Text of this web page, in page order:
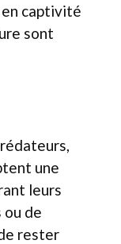
en captivité
sont
une
leurs
de
rester